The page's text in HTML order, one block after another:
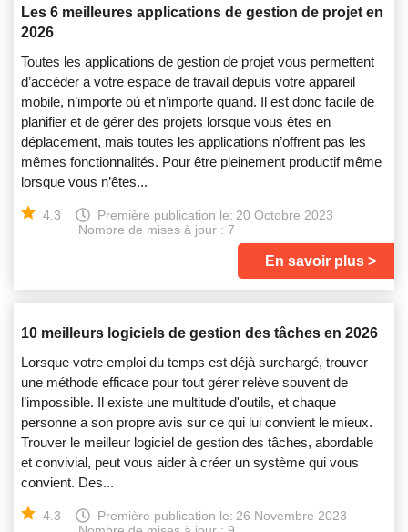
Les 6 meilleures applications de gestion de projet en
2026
Toutes les applications de gestion de projet vous permettent
d’accéder à votre espace de travail depuis votre appareil
mobile, n’importe où et n’importe quand. Il est donc facile de
planifier et de gérer des projets lorsque vous êtes en
déplacement, mais toutes les applications n’offrent pas les
mêmes fonctionnalités. Pour être pleinement productif même
lorsque vous n’êtes...
4.3 Première publication le: 20 Octobre 2023
Nombre de mises à jour : 7
En savoir plus
10 meilleurs logiciels de gestion des tâches en 2026
Lorsque votre emploi du temps est déjà surchargé, trouver
une méthode efficace pour tout gérer relève souvent de
l’impossible. Il existe une multitude d'outils, et chaque
personne a son propre avis sur ce qui lui convient le mieux.
Trouver le meilleur logiciel de gestion des tâches, abordable
et convivial, peut vous aider à créer un système qui vous
convient. Des...
4.3 Première publication le: 26 Novembre 2023